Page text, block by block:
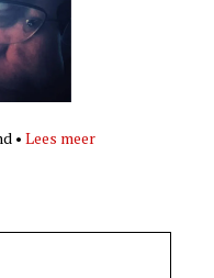
•Lees meer